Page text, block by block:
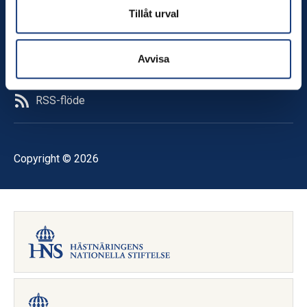
Tillåt urval
Avvisa
LinkedIn
YouTube
RSS-flöde
Copyright © 2026